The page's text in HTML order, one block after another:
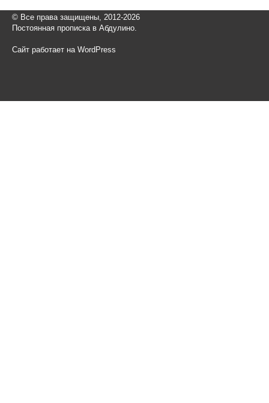
© Все права защищены, 2012-2026
Постоянная прописка в Абдулино.
Сайт работает на WordPress